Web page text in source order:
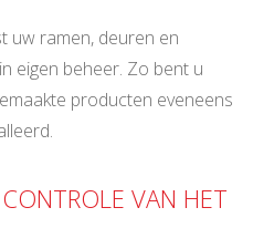
uw ramen, deuren en
eigen beheer. Zo bent u
producten eveneens
VAN HET